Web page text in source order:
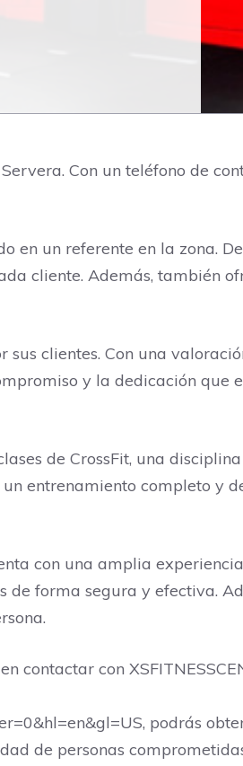
Con un teléfono de
en un referente en la zona.
cliente. Además, también
clientes. Con una
y la dedicación que
de CrossFit, una
entrenamiento completo y
con una amplia
forma segura y efectiva.
contactar con
podrás
de personas